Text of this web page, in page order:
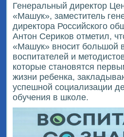
Генеральный директор
«Машук», заместитель
директора Российского
Антон Сериков отметил,
«Машук» вносит большой
воспитателей и
которые становятся
жизни ребенка,
успешной социализации
обучения в школе.